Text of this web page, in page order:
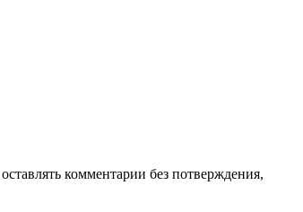
комментарии без потверждения,